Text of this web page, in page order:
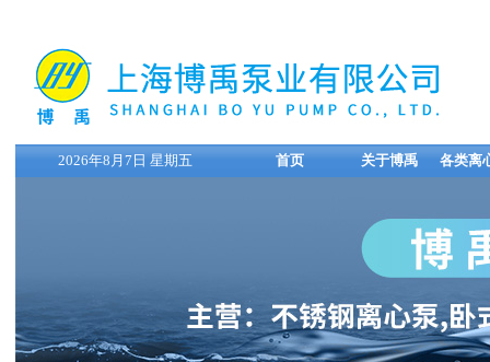
2026年8月7日 星期五 首页 关于博禹 各类离